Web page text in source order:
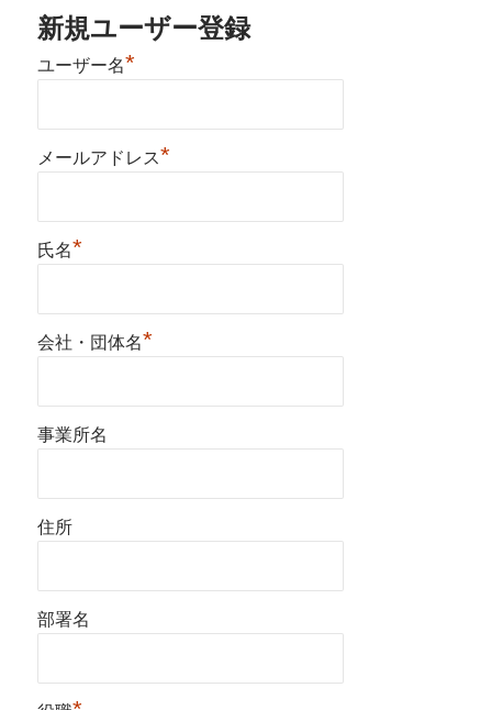
新規ユーザー登録
ユーザー名*
メールアドレス*
氏名*
会社・団体名*
事業所名
住所
部署名